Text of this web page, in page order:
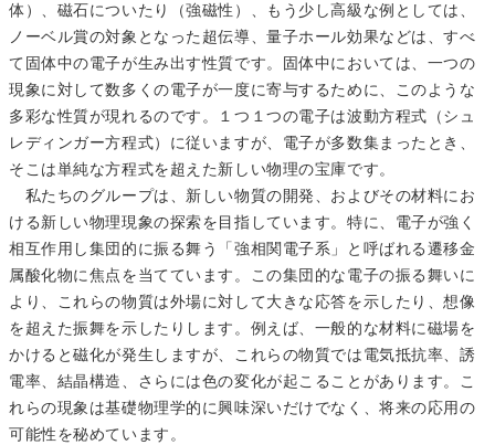
体）、磁石についたり（強磁性）、もう少し高級な例としては、
ノーベル賞の対象となった超伝導、量子ホール効果などは、すべ
て固体中の電子が生み出す性質です。固体中においては、一つの
現象に対して数多くの電子が一度に寄与するために、このような
多彩な性質が現れるのです。１つ１つの電子は波動方程式（シュ
レディンガー方程式）に従いますが、電子が多数集まったとき、
そこは単純な方程式を超えた新しい物理の宝庫です。
私たちのグループは、新しい物質の開発、およびその材料にお
ける新しい物理現象の探索を目指しています。特に、電子が強く
相互作用し集団的に振る舞う「強相関電子系」と呼ばれる遷移金
属酸化物に焦点を当てています。この集団的な電子の振る舞いに
より、これらの物質は外場に対して大きな応答を示したり、想像
を超えた振舞を示したりします。例えば、一般的な材料に磁場を
かけると磁化が発生しますが、これらの物質では電気抵抗率、誘
電率、結晶構造、さらには色の変化が起こることがあります。こ
れらの現象は基礎物理学的に興味深いだけでなく、将来の応用の
可能性を秘めています。